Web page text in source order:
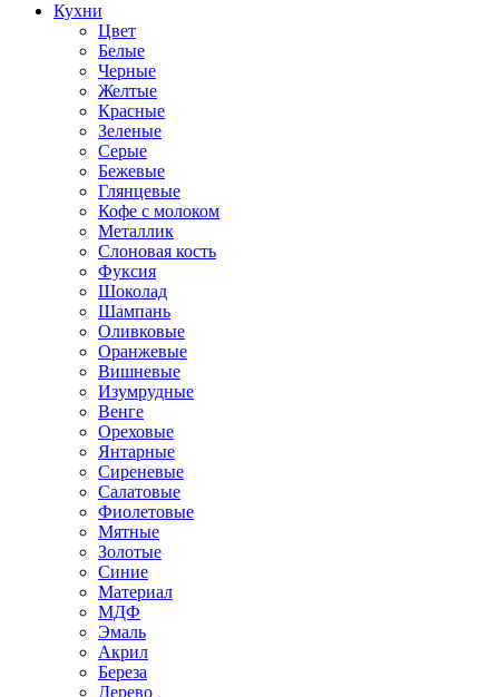
Кухни
Цвет
Белые
Черные
Желтые
Красные
Зеленые
Серые
Бежевые
Глянцевые
Кофе с молоком
Металлик
Слоновая кость
Фуксия
Шоколад
Шампань
Оливковые
Оранжевые
Вишневые
Изумрудные
Венге
Ореховые
Янтарные
Сиреневые
Салатовые
Фиолетовые
Мятные
Золотые
Синие
Материал
МДФ
Эмаль
Акрил
Береза
Дерево